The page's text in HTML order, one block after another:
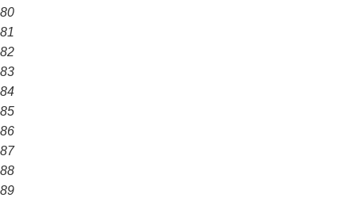
80
81
82
83
84
85
86
87
88
89